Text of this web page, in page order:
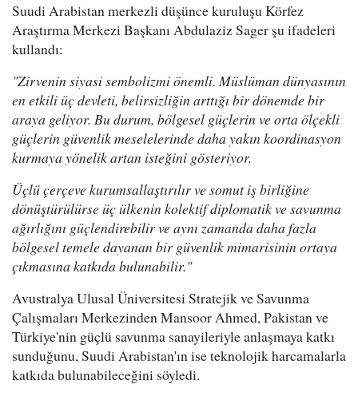
Suudi Arabistan merkezli düşünce kuruluşu Körfez
Araştırma Merkezi Başkanı Abdulaziz Sager şu ifadeleri
kullandı:
"Zirvenin siyasi sembolizmi önemli. Müslüman dünyasının
en etkili üç devleti, belirsizliğin arttığı bir dönemde bir
araya geliyor. Bu durum, bölgesel güçlerin ve orta ölçekli
güçlerin güvenlik meselelerinde daha yakın koordinasyon
kurmaya yönelik artan isteğini gösteriyor.
Üçlü çerçeve kurumsallaştırılır ve somut iş birliğine
dönüştürülürse üç ülkenin kolektif diplomatik ve savunma
ağırlığını güçlendirebilir ve aynı zamanda daha fazla
bölgesel temele dayanan bir güvenlik mimarisinin ortaya
çıkmasına katkıda bulunabilir."
Avustralya Ulusal Üniversitesi Stratejik ve Savunma
Çalışmaları Merkezinden Mansoor Ahmed, Pakistan ve
Türkiye'nin güçlü savunma sanayileriyle anlaşmaya katkı
sunduğunu, Suudi Arabistan'ın ise teknolojik harcamalarla
katkıda bulunabileceğini söyledi.